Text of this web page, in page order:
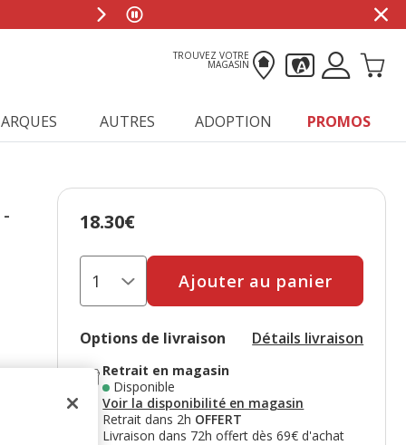
TROUVEZ VOTRE
MAGASIN
AUTRES ADOPTION PROMOS
Prix 18.30€
18.30€
Ajouter au panier
Options de livraison Détails livraison
Retrait en magasin
Disponible
Voir la disponibilité en magasin
Retrait dans 2h OFFERT
Livraison dans 72h offert dès 69€ d'achat